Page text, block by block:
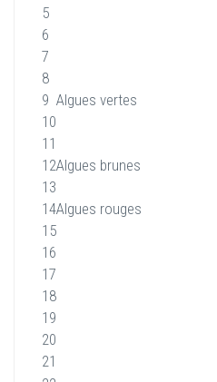
5
6
7
8
9 Algues vertes
10
11
12Algues brunes
13
14Algues rouges
15
16
17
18
19
20
21